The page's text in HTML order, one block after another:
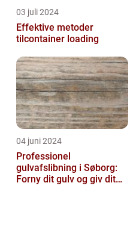
03 juli 2024
Effektive metoder
tilcontainer loading
04 juni 2024
Professionel
gulvafslibning i Søborg:
Forny dit gulv og giv dit